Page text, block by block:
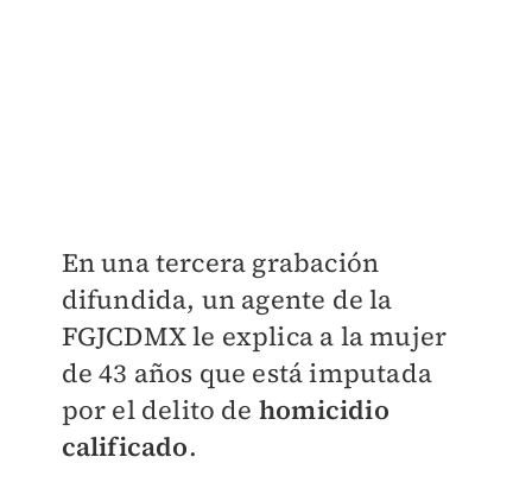
En una tercera grabación
difundida, un agente de la
FGJCDMX le explica a la mujer
de 43 años que está imputada
por el delito de homicidio
calificado.